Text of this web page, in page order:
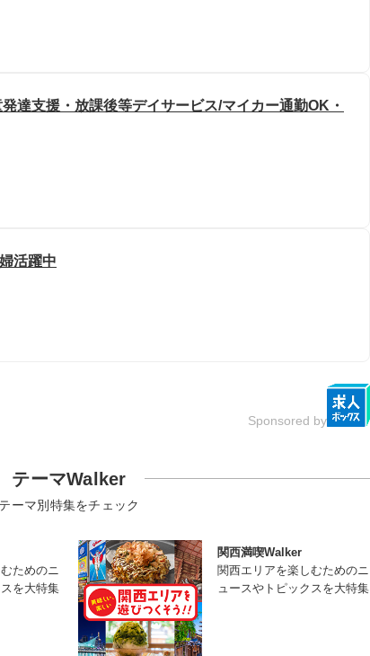
達支援・放課後等デイサービス/マイカー通勤OK・
活躍中
Sponsored by
テーマWalker
テーマ別特集をチェック
ためのニ
を大特集
関西満喫Walker
関西エリアを楽しむためのニ
ュースやトピックスを大特集